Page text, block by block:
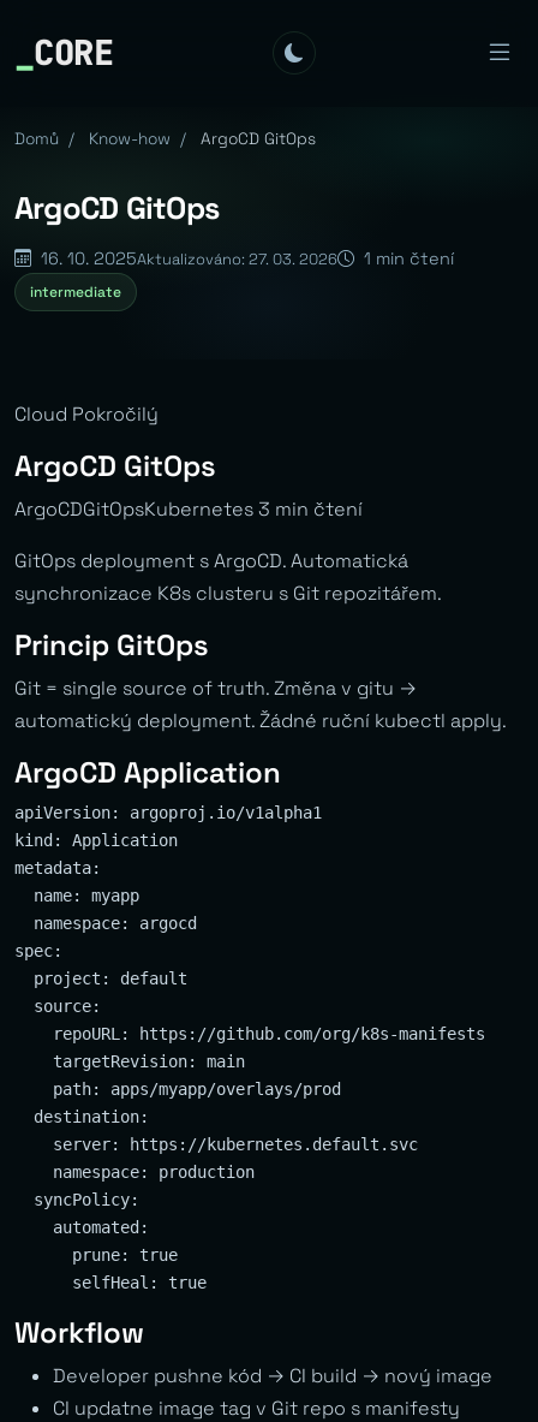
_CORE
Domů / Know-how / ArgoCD GitOps
ArgoCD GitOps
16. 10. 2025Aktualizováno: 27. 03. 2026 1 min čtení
intermediate
Cloud Pokročilý
ArgoCD GitOps
ArgoCDGitOpsKubernetes 3 min čtení
GitOps deployment s ArgoCD. Automatická
synchronizace K8s clusteru s Git repozitářem.
Princip GitOps
Git = single source of truth. Změna v gitu →
automatický deployment. Žádné ruční kubectl apply.
ArgoCD Application
apiVersion: argoproj.io/v1alpha1
kind: Application
metadata:
  name: myapp
  namespace: argocd
spec:
  project: default
  source:
    repoURL: https://github.com/org/k8s-manifests
    targetRevision: main
    path: apps/myapp/overlays/prod
  destination:
    server: https://kubernetes.default.svc
    namespace: production
  syncPolicy:
    automated:
      prune: true
Workflow
Developer pushne kód → CI build → nový image
CI updatne image tag v Git repo s manifesty